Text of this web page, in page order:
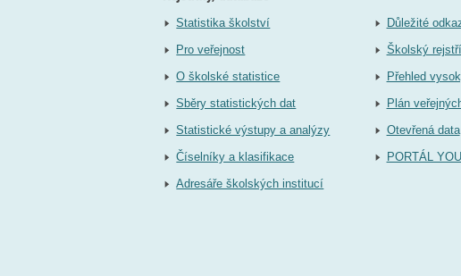
Statistika školství
Pro veřejnost
O školské statistice
Sběry statistických dat
Statistické výstupy a analýzy
Číselníky a klasifikace
Adresáře školských institucí
Důležité
Školský
Přehled
Plán
Otevřená data
PORTÁL